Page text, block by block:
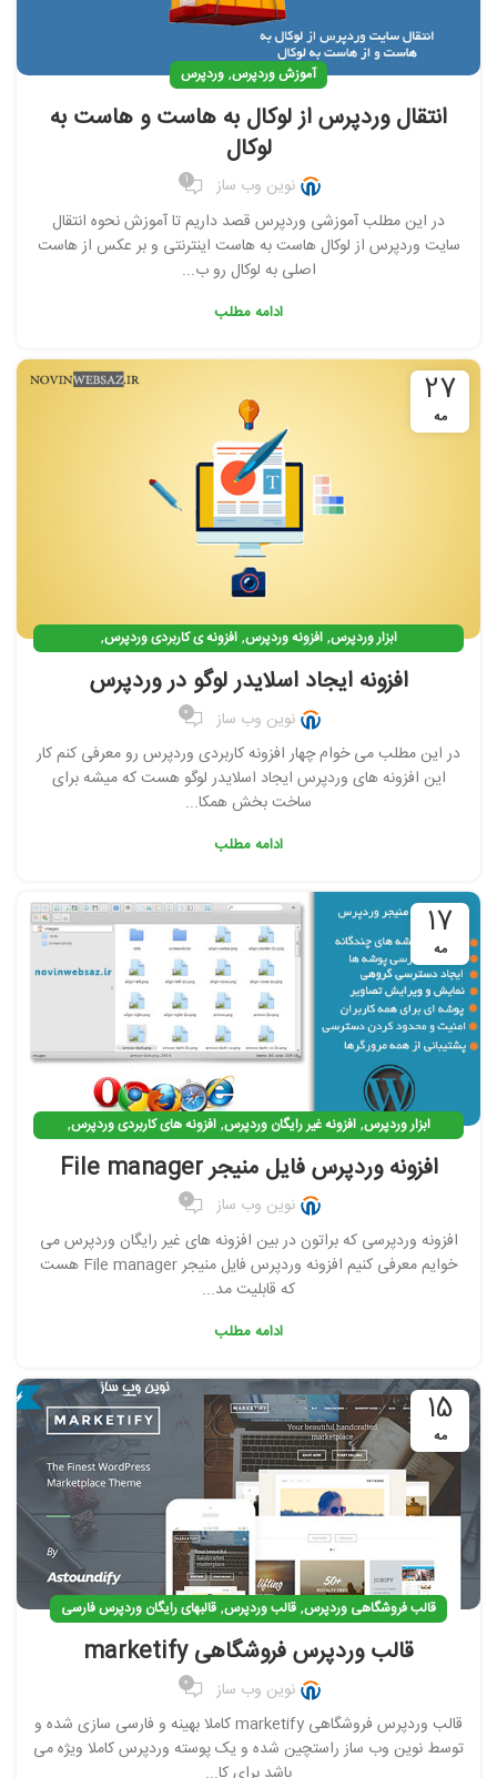
آموزش وردپرس, وردپرس
انتقال وردپرس از لوکال به هاست و هاست به
لوکال
نوین وب ساز 1
در این مطلب آموزشی وردپرس قصد داریم تا آموزش نحوه انتقال
سایت وردپرس از لوکال هاست به هاست اینترنتی و بر عکس از هاست
اصلی به لوکال رو ب...
ادامه مطلب
27
مه
ابزار وردپرس,افزونه وردپرس,افزونه ی کاربردی وردپرس,
افزونه ی وردپرس رایگان
افزونه ایجاد اسلایدر لوگو در وردپرس
نوین وب ساز 0
در این مطلب می خوام چهار افزونه کاربردی وردپرس رو معرفی کنم کار
این افزونه های وردپرس ایجاد اسلایدر لوگو هست که میشه برای
ساخت بخش همکا...
ادامه مطلب
17
مه
ابزار وردپرس,افزونه غیر رایگان وردپرس,افزونه های کاربردی وردپرس,
افزونه وردپرس ,
افزونه وردپرس فایل منیجر File manager
نوین وب ساز 0
افزونه وردپرسی که براتون در بین افزونه های غیر رایگان وردپرس می
خوایم معرفی کنیم افزونه وردپرس فایل منیجر File manager هست
که قابلیت مد...
ادامه مطلب
15
مه
قالب فروشگاهی وردپرس, قالب وردپرس, قالبهای رایگان وردپرس فارسی
قالب وردپرس فروشگاهی marketify
نوین وب ساز 0
قالب وردپرس فروشگاهی marketify کاملا بهینه و فارسی سازی شده و
توسط نوین وب ساز راستچین شده و یک پوسته وردپرس کاملا ویژه می